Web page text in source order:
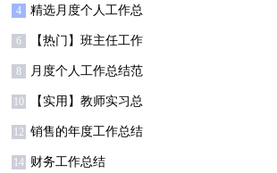
结锦集6篇
4 精选月度个人工作总
结模板集合五篇
6 【热门】班主任工作
总结模板汇总7篇
8 月度个人工作总结范
文锦集5篇
10 【实用】教师实习总
结集锦9篇
12 销售的年度工作总结
四篇
14 财务工作总结